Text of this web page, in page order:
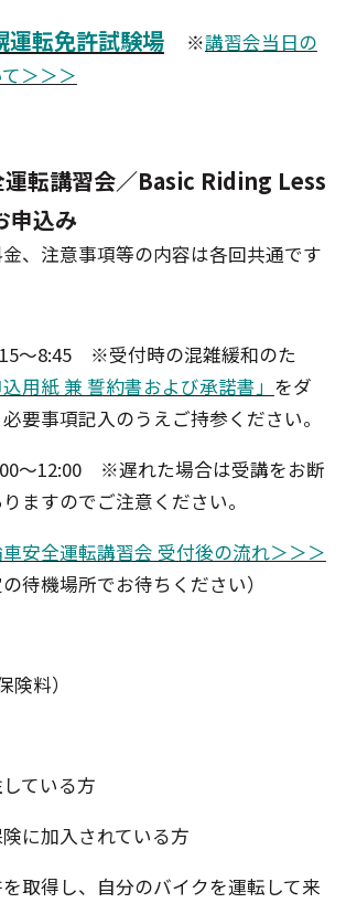
運転免許試験場 ※講習会当日の
＞＞＞
運転講習会／Basic Riding Less
申込み
、注意事項等の内容は各回共通です
～8:45 ※受付時の混雑緩和のた
用紙 兼 誓約書および承諾書」 をダ
要事項記入のうえご持参ください。
～12:00 ※遅れた場合は受講をお断
ますのでご注意ください。
車安全運転講習会 受付後の流れ＞＞＞
待機場所でお待ちください）
険料）
ている方
に加入されている方
取得し、自分のバイクを運転して来